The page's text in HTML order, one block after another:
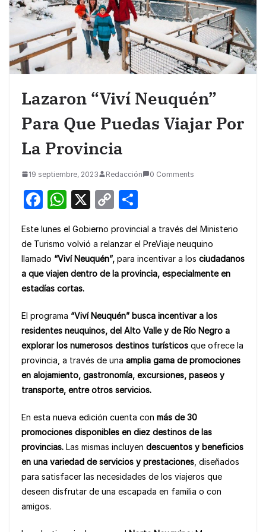
Lazaron “Viví Neuquén”
Para Que Puedas Viajar Por
La Provincia
19 septiembre, 2023 Redacción 0 Comments
F
c
e
b
o
o
k
W
at
s
A
p
p
X
C
p
y
Li
k
ar
e
Este lunes el Gobierno provincial a través del Ministerio
de Turismo volvió a relanzar el PreViaje neuquino
llamado “Viví Neuquén”, para incentivar a los ciudadanos
a que viajen dentro de la provincia, especialmente en
estadías cortas.
El programa “Viví Neuquén” busca incentivar a los
residentes neuquinos, del Alto Valle y de Río Negro a
explorar los numerosos destinos turísticos que ofrece la
provincia, a través de una amplia gama de promociones
en alojamiento, gastronomía, excursiones, paseos y
transporte, entre otros servicios.
En esta nueva edición cuenta con más de 30
promociones disponibles en diez destinos de las
provincias. Las mismas incluyen descuentos y beneficios
en una variedad de servicios y prestaciones , diseñados
para satisfacer las necesidades de los viajeros que
deseen disfrutar de una escapada en familia o con
amigos.